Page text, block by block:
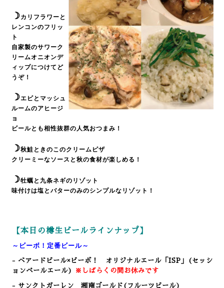
☽カリフラワーと
レンコンのフリッ
ト
自家製のサワーク
リームオニオンデ
ィップにつけてど
うぞ！
☽エビとマッシュ
ルームのアヒージ
ョ
ビールとも相性抜群の人気おつまみ！
☽秋鮭ときのこのクリームピザ
クリーミーなソースと秋の食材が楽しめる！
☽牡蠣と九条ネギのリゾット
味付けは塩とバターのみのシンプルなリゾット！
【本日の樽生ビールラインナップ】
～ビーボ！定番ビール～
- ベアードビール×ビーボ！ オリジナルエール「ISP」(セッシ
ョンペールエール)
※しばらくの間お休みです
- サンクトガーレン 湘南ゴールド(フルーツビール)